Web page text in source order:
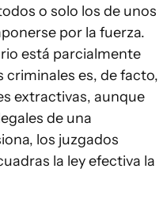
o solo los de unos
por la fuerza.
está parcialmente
es, de facto,
extractivas, aunque
de una
los juzgados
la ley efectiva la